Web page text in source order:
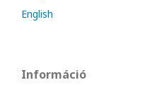
English
Információ